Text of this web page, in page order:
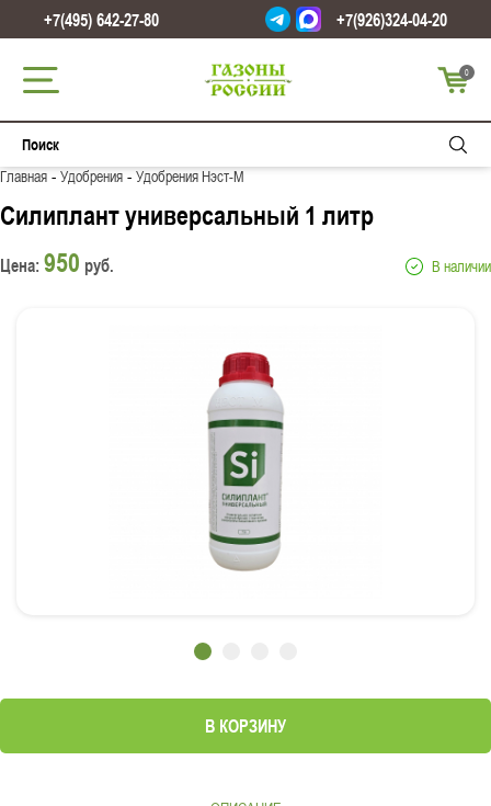
+7(495) 642-27-80 +7(926)324-04-20
0
Главная-Удобрения-Удобрения Нэст-М
Силиплант универсальный 1 литр
Цена: 950 руб. В наличии
В КОРЗИНУ